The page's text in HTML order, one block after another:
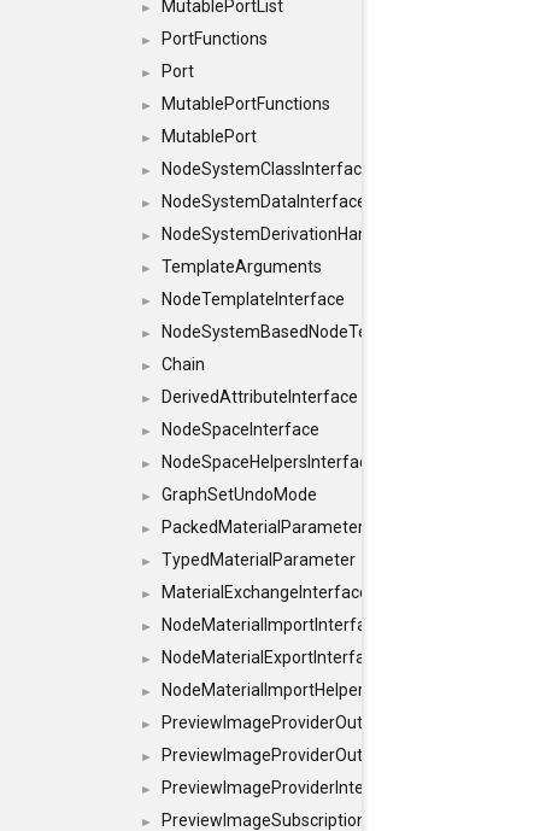
► MutablePortList
► PortFunctions
► Port
► MutablePortFunctions
► MutablePort
► NodeSystemClassInterface
► NodeSystemDataInterface
► NodeSystemDerivationHandlerInterface
► TemplateArguments
► NodeTemplateInterface
► NodeSystemBasedNodeTemplateInterface
► Chain
► DerivedAttributeInterface
► NodeSpaceInterface
► NodeSpaceHelpersInterface
► GraphSetUndoMode
► PackedMaterialParameter
► TypedMaterialParameter
► MaterialExchangeInterface
► NodeMaterialImportInterface
► NodeMaterialExportInterface
► NodeMaterialImportHelperInterface
► PreviewImageProviderOutputImage
► PreviewImageProviderOutput
► PreviewImageProviderInterface
► PreviewImageSubscriptionInterface